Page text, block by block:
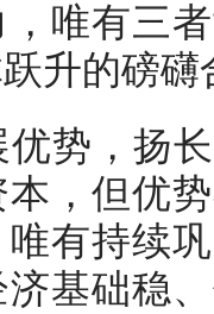
，唯有三
升的磅礴
优势，扬
本，但优
有持续
基础稳